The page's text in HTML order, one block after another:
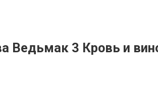
Ведьмак 3 Кровь и